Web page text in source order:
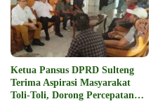
Ketua Pansus DPRD Sulteng
Terima Aspirasi Masyarakat
Toli-Toli, Dorong Percepatan